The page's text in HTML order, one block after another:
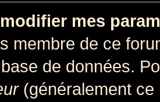
mes
membre de ce
de données.
(généralement ce